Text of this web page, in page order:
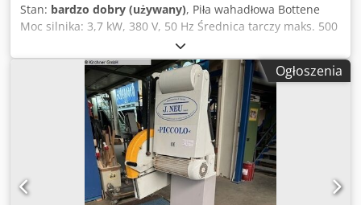
Stan: bardzo dobry (używany), Piła wahadłowa Bottene
Moc silnika: 3,7 kW, 380 V, 50 Hz Średnica tarczy maks. 500
mm Wysokość cięcia ok. 120 mm Maksymalny wysięg: 500
mm Stół rolkowy i ogranicznik wzdłużny z lewej, 3000 mm
Stół rolkowy z prawej, 1000 mm Średnica króćca odciągu:
120 mm Wymiary (dł. x szer. x wys.): ok. 4200 x 1150 x 1650
mm Waga: ok. 200 kg Piła odchylana w prawo Piła i stół
rolkowy mobilne W komplecie tarcza tnąca Dedpfxoydnitj
Ah Djck Informacje dotyczące maszyn używanych: •
Zastrzeżenie błędów w danych technicznych i sprzedaży
pośredniej. • Podane ceny są cenami loco odbiór z
lokalizacji – załadunek w cenie! • Maszyny zostały
Ogłoszenia